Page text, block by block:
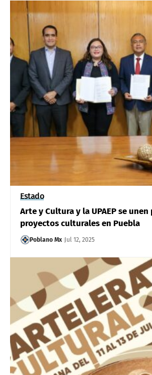
Estado
Arte y Cultura y la UPAEP se
proyectos culturales en Puebla
Poblano Mx Jul 12, 2025